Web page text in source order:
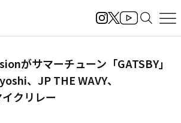
がサマーチューン「GATSBY」
、JP THE WAVY、
クリレー